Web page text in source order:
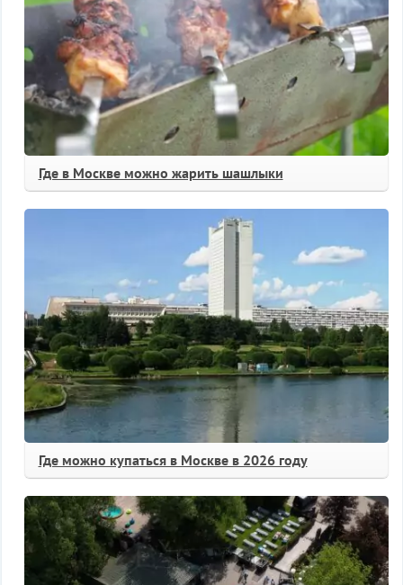
Где в Москве можно жарить шашлыки
Где можно купаться в Москве в 2026 году